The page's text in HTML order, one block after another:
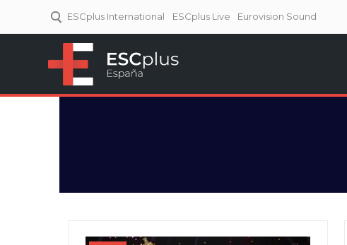
ESCplus International ESCplus Live Eurovision Sound